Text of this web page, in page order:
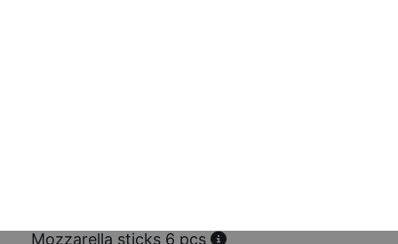
Mozzarella sticks 6 pcs